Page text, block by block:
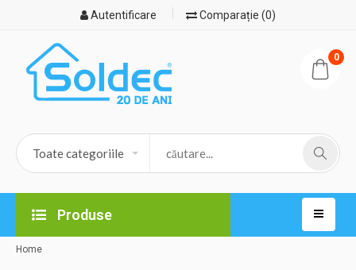
Autentificare Comparație (0)
0
Produse
Home